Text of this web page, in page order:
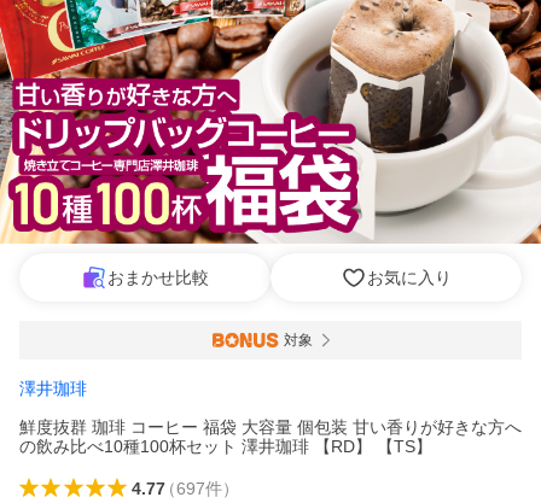
おまかせ比較 お気に入り
対象
澤井珈琲
鮮度抜群 珈琲 コーヒー 福袋 大容量 個包装 甘い香りが好きな方へ
の飲み比べ10種100杯セット 澤井珈琲 【RD】 【TS】
4.77（697件）